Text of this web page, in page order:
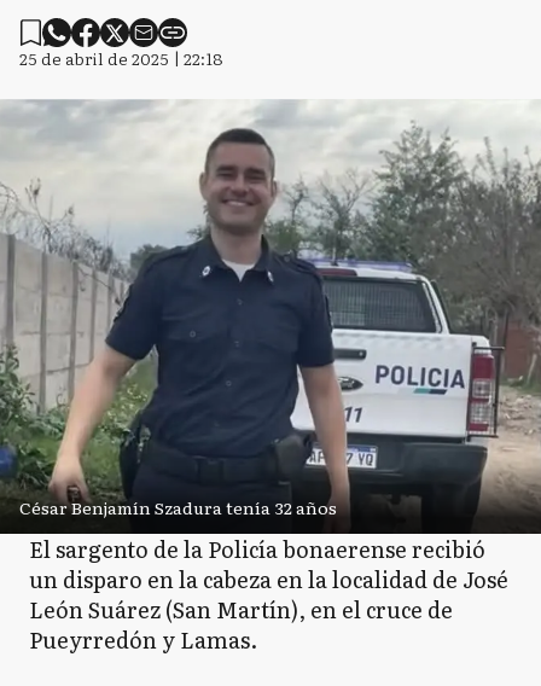
25 de abril de 2025 | 22:18
César Benjamín Szadura tenía 32 años
El sargento de la Policía bonaerense recibió
un disparo en la cabeza en la localidad de José
León Suárez (San Martín), en el cruce de
Pueyrredón y Lamas.